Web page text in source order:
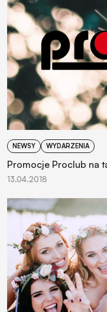
NEWSY WYDARZENIA
Promocje Proclub na
13.04.2018